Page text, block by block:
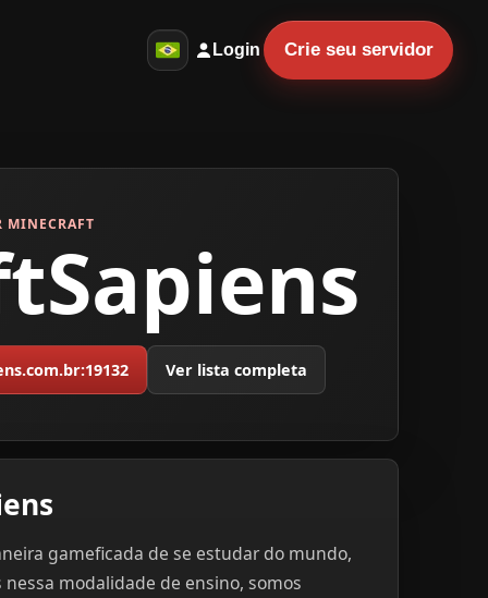
Login Crie seu servidor
MINECRAFT
Ver lista completa
gameficada de se estudar do mundo,
modalidade de ensino, somos